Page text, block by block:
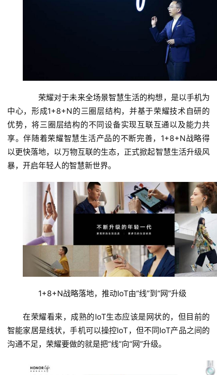
荣耀对于未来全场景智慧生活的构想，是以手机为
中心，形成1+8+N的三圈层结构，并基于荣耀技术自研的
优势，将三圈层结构的不同设备实现互联互通以及能力共
享。伴随着荣耀智慧生活产品的不断完善，1+8+N战略得
以更快落地，以万物互联的生态，正式掀起智慧生活升级风
暴，开启年轻人的智慧新世界。
1+8+N战略落地，推动IoT由“线”到“网”升级
在荣耀看来，成熟的IoT生态应该是网状的，但目前的
智能家居是线状，手机可以操控IoT，但不同IoT产品之间的
沟通不足，荣耀要做的就是把“线”向“网”升级。